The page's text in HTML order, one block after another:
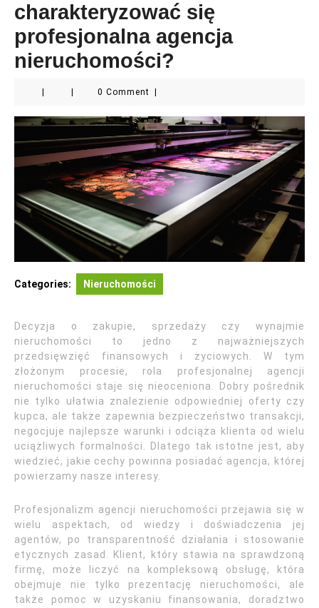
charakteryzować się
profesjonalna agencja
nieruchomości?
0 Comment
Categories: Nieruchomości
Decyzja o zakupie, sprzedaży czy wynajmie
nieruchomości to jedno z najważniejszych
przedsięwzięć finansowych i życiowych. W tym
złożonym procesie, rola profesjonalnej agencji
nieruchomości staje się nieoceniona. Dobry pośrednik
nie tylko ułatwia znalezienie odpowiedniej oferty czy
kupca, ale także zapewnia bezpieczeństwo transakcji,
negocjuje najlepsze warunki i odciąża klienta od wielu
uciążliwych formalności. Dlatego tak istotne jest, aby
wiedzieć, jakie cechy powinna posiadać agencja, której
powierzamy nasze interesy.
Profesjonalizm agencji nieruchomości przejawia się w
wielu aspektach, od wiedzy i doświadczenia jej
agentów, po transparentność działania i stosowanie
etycznych zasad. Klient, który stawia na sprawdzoną
firmę, może liczyć na kompleksową obsługę, która
obejmuje nie tylko prezentację nieruchomości, ale
także pomoc w uzyskaniu finansowania, doradztwo